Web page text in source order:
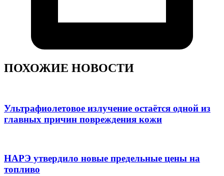
ПОХОЖИЕ НОВОСТИ
Ультрафиолетовое излучение остаётся одной из
главных причин повреждения кожи
НАРЭ утвердило новые предельные цены на
топливо